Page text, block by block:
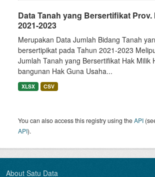
Data Tanah yang Bersertifikat Prov.
2021-2023
Merupakan Data Jumlah Bidang Tanah
bersertipikat pada Tahun 2021-2023
Jumlah Tanah yang Bersertifikat Hak Milik
bangunan Hak Guna Usaha...
XLSX CSV
You can also access this registry using theAPI
API).
About Satu Data